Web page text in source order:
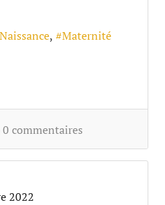
Naissance Maternité
0 commentaires
2022